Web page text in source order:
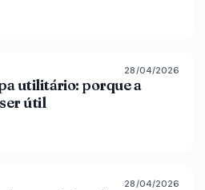
87% 47
28/04/2026
utilitário: porque a
útil
89% 49
28/04/2026